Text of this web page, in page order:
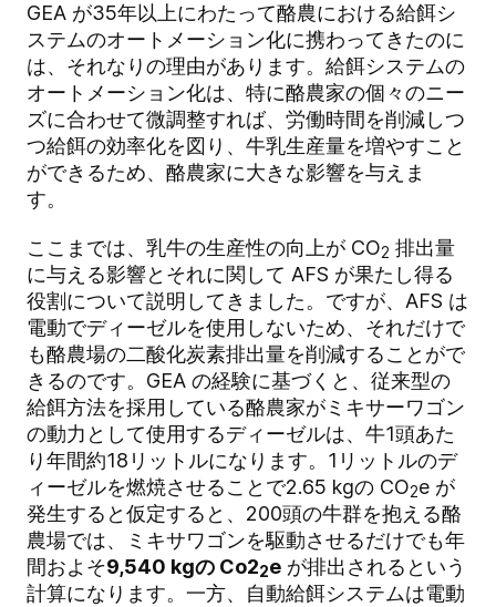
GEA が35年以上にわたって酪農における給餌シ
ステムのオートメーション化に携わってきたのに
は、それなりの理由があります。給餌システムの
オートメーション化は、特に酪農家の個々のニー
ズに合わせて微調整すれば、労働時間を削減しつ
つ給餌の効率化を図り、牛乳生産量を増やすこと
ができるため、酪農家に大きな影響を与えま
す。
ここまでは、乳牛の生産性の向上が CO2 排出量
に与える影響とそれに関して AFS が果たし得る
役割について説明してきました。ですが、AFS は
電動でディーゼルを使用しないため、それだけで
も酪農場の二酸化炭素排出量を削減することがで
きるのです。GEA の経験に基づくと、従来型の
給餌方法を採用している酪農家がミキサーワゴン
の動力として使用するディーゼルは、牛1頭あた
り年間約18リットルになります。1リットルのデ
ィーゼルを燃焼させることで2.65 kgの CO2e が
発生すると仮定すると、200頭の牛群を抱える酪
農場では、ミキサワゴンを駆動させるだけでも年
間およそ9,540 kgの Co22e が排出されるという
計算になります。一方、自動給餌システムは電動